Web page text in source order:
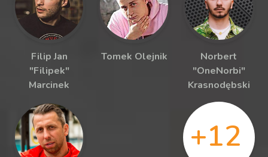
Filip Jan
"Filipek"
Marcinek
Tomek Olejnik
Norbert
"OneNorbi"
Krasnodębski
+12